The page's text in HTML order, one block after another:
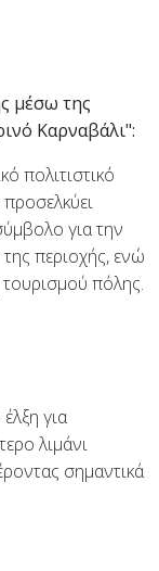
μέσω της
Καρναβάλι":
πολιτιστικό
για την
περιοχής, ενώ
πόλης.
για
λιμάνι
σημαντικά